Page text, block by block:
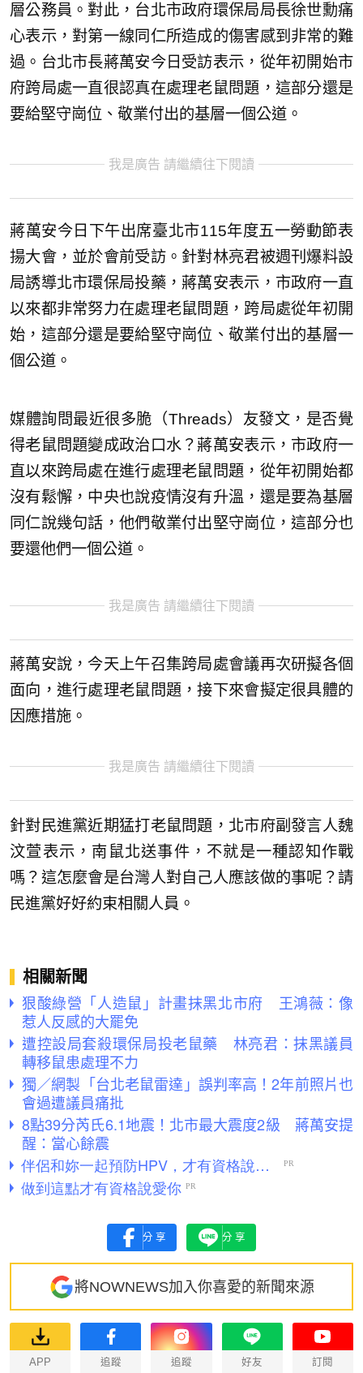
層公務員。對此，台北市政府環保局局長徐世勳痛
心表示，對第一線同仁所造成的傷害感到非常的難
過。台北市長蔣萬安今日受訪表示，從年初開始市
府跨局處一直很認真在處理老鼠問題，這部分還是
要給堅守崗位、敬業付出的基層一個公道。
我是廣告 請繼續往下閱讀
蔣萬安今日下午出席臺北市115年度五一勞動節表
揚大會，並於會前受訪。針對林亮君被週刊爆料設
局誘導北市環保局投藥，蔣萬安表示，市政府一直
以來都非常努力在處理老鼠問題，跨局處從年初開
始，這部分還是要給堅守崗位、敬業付出的基層一
個公道。
媒體詢問最近很多脆（Threads）友發文，是否覺
得老鼠問題變成政治口水？蔣萬安表示，市政府一
直以來跨局處在進行處理老鼠問題，從年初開始都
沒有鬆懈，中央也說疫情沒有升溫，還是要為基層
同仁說幾句話，他們敬業付出堅守崗位，這部分也
要還他們一個公道。
我是廣告 請繼續往下閱讀
蔣萬安說，今天上午召集跨局處會議再次研擬各個
面向，進行處理老鼠問題，接下來會擬定很具體的
因應措施。
我是廣告 請繼續往下閱讀
針對民進黨近期猛打老鼠問題，北市府副發言人魏
汶萱表示，南鼠北送事件，不就是一種認知作戰
嗎？這怎麼會是台灣人對自己人應該做的事呢？請
民進黨好好約束相關人員。
相關新聞
狠酸綠營「人造鼠」計畫抹黑北市府 王鴻薇：像
惹人反感的大罷免
遭控設局套殺環保局投老鼠藥 林亮君：抹黑議員
轉移鼠患處理不力
獨／網製「台北老鼠雷達」誤判率高！2年前照片也
會過遭議員痛批
8點39分芮氏6.1地震！北市最大震度2級 蔣萬安提
醒：當心餘震
分享 分享
將NOWNEWS加入你喜愛的新聞來源
APP 追蹤 追蹤 好友 訂閱